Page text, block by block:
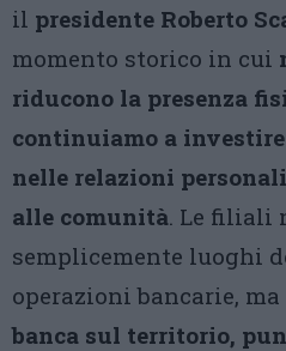
il presidente Roberto
momento storico in cui
riducono la presenza
continuiamo a
nelle relazioni
alle comunità. Le filiali
semplicemente luoghi
operazioni bancarie, ma
banca sul territorio,